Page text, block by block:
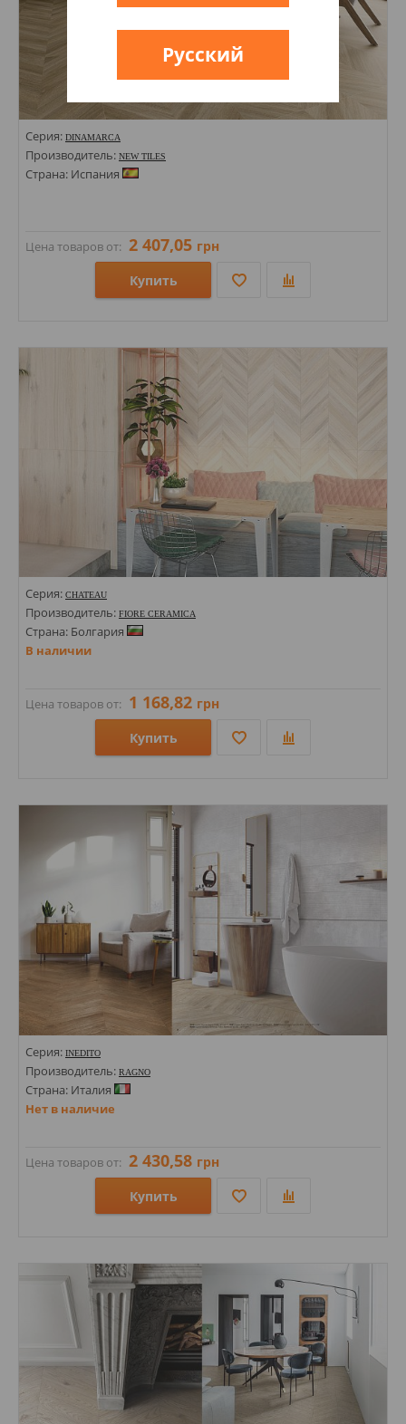
Серия: DINAMARCA
Производитель: NEW TILES
Страна: Испания
Цена товаров от: 2 407,05 грн
Купить
Стили: Под дерево;
Цвета:
Серия: CHATEAU
Производитель: FIORE CERAMICA
Страна: Болгария
В наличии
Цена товаров от: 1 168,82 грн
Купить
Стили: Под дерево; Под паркет;
Серия: INEDITO
Производитель: RAGNO
Страна: Италия
Нет в наличие
Цена товаров от: 2 430,58 грн
Купить
Стили: Под дерево;
Русский